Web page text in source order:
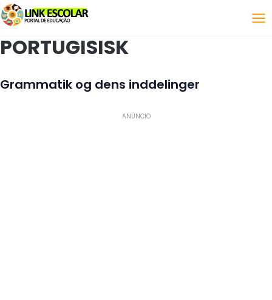
Link
PORTUGISISK
Grammatik og dens inddelinger
ANÚNCIO